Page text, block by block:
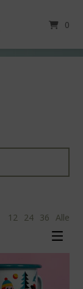
0
sortiert
12 24 36 Alle